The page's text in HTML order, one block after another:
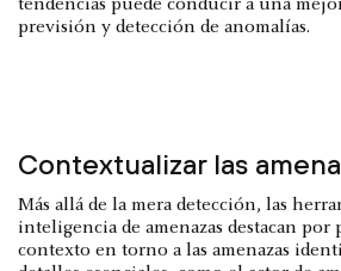
tendencias puede conducir a una
previsión y detección de anomalías.
Contextualizar las
Más allá de la mera detección, las
inteligencia de amenazas destacan
contexto en torno a las amenazas